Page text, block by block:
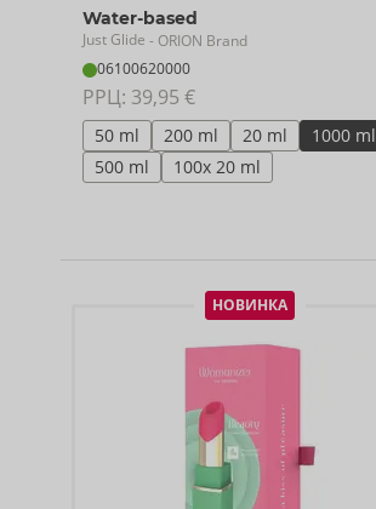
Water-based
Just Glide - ORION Brand
06100620000
РРЦ: 39,95 €
50 ml 200 ml 20 ml
1000 ml
500 ml
100x 20 ml
НОВИНКА